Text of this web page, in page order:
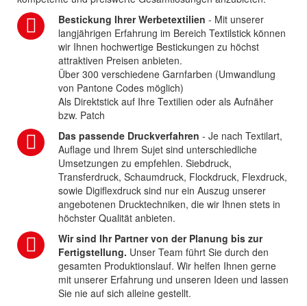
Bestickung Ihrer Werbetextilien - Mit unserer
langjährigen Erfahrung im Bereich Textilstick können
wir Ihnen hochwertige Bestickungen zu höchst
attraktiven Preisen anbieten.
Über 300 verschiedene Garnfarben (Umwandlung
von Pantone Codes möglich)
Als Direktstick auf Ihre Textilien oder als Aufnäher
bzw. Patch
Das passende Druckverfahren - Je nach Textilart,
Auflage und Ihrem Sujet sind unterschiedliche
Umsetzungen zu empfehlen. Siebdruck,
Transferdruck, Schaumdruck, Flockdruck, Flexdruck,
sowie Digiflexdruck sind nur ein Auszug unserer
angebotenen Drucktechniken, die wir Ihnen stets in
höchster Qualität anbieten.
Wir sind Ihr Partner von der Planung bis zur
Fertigstellung. Unser Team führt Sie durch den
gesamten Produktionslauf. Wir helfen Ihnen gerne
mit unserer Erfahrung und unseren Ideen und lassen
Sie nie auf sich alleine gestellt.